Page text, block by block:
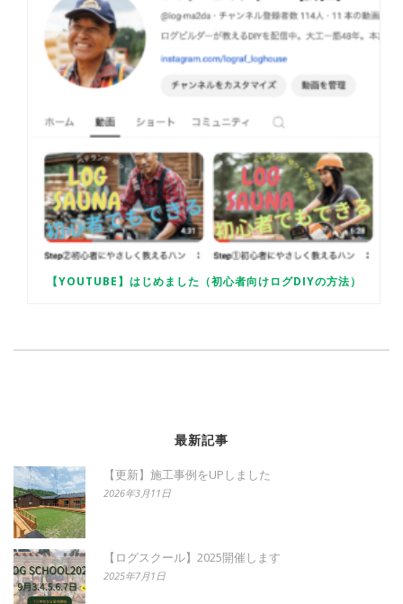
【YOUTUBE】はじめました（初心者向けログDIYの方法）
最新記事
【更新】施工事例をUPしました
2026年3月11日
【ログスクール】2025開催します
2025年7月1日